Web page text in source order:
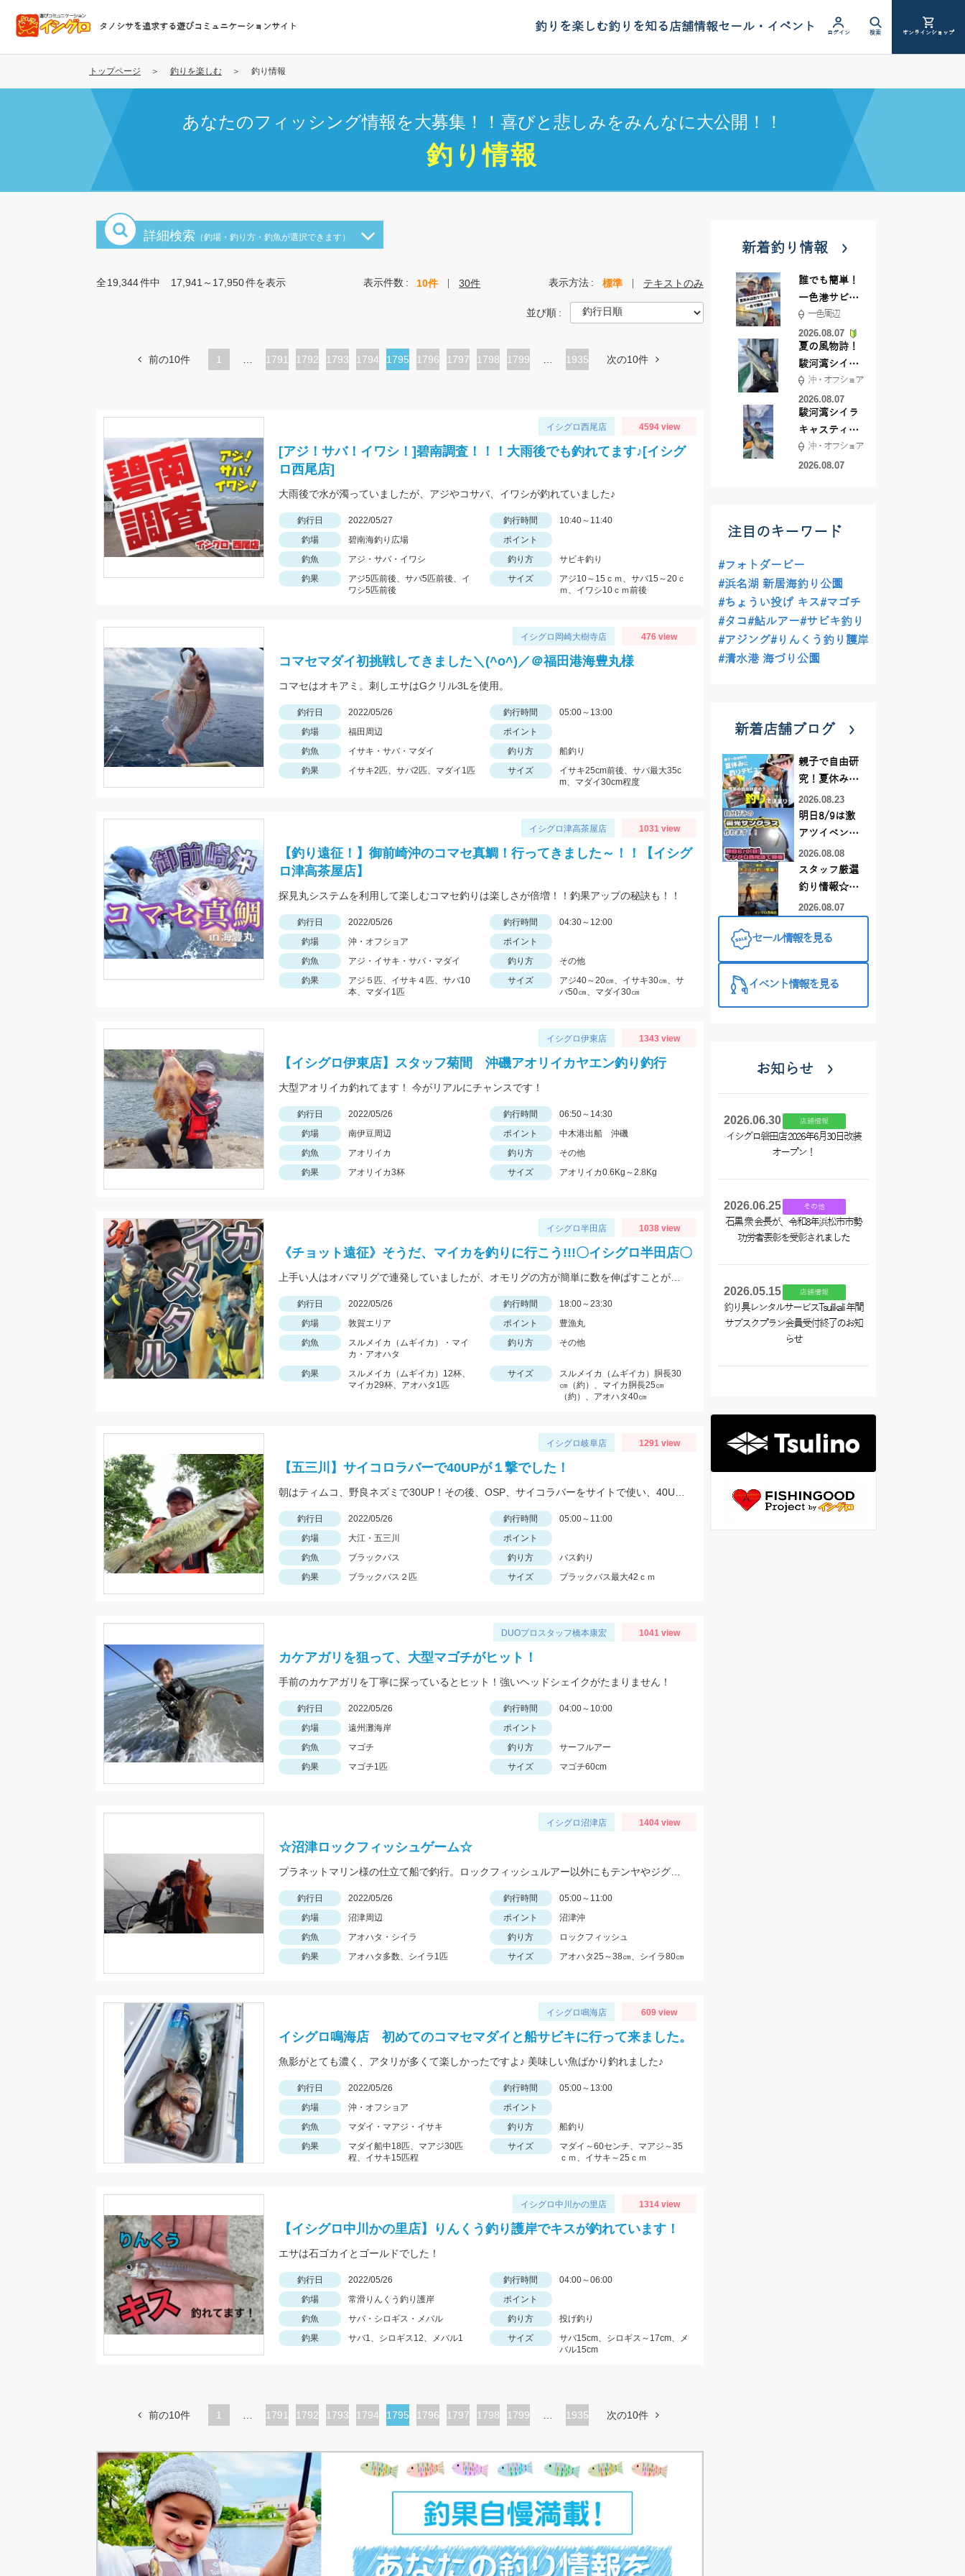
コ
テ
タノシサを追求する遊びコミュニケーションサイト 釣りを楽しむ釣りを知る店舗情報セール・イベント ログイン 検索 オンラインショップ
トップページ 釣りを楽しむ 釣り情報
あなたのフィッシング情報を大募集！！喜びと悲しみをみんなに大公開！！
釣り情報
詳細検索 （釣場・釣り方・釣魚が選択できます）
全19,344件中 17,941～17,950件を表示 表示件数 10件 30件 表示方法 標準 テキストのみ
並び順
前の10件 1
ペ
1791
ペ
1792
ペ
1793
ペ
1794
カ
ペ
ジ
1795
ペ
1796
ペ
1797
ペ
1798
ペ
1799 1935 次の10件
イシグロ西尾店 4594 view
[アジ！サバ！イワシ！]碧南調査！！！大雨後でも釣れてます♪[イシグ
ロ西尾店]
大雨後で水が濁っていましたが、アジやコサバ、イワシが釣れていました♪
釣行日 2022/05/27 釣行時間
10:40～11:40
釣場
碧南海釣り広場
ポイント
釣魚
アジ・サバ・イワシ 釣り方
サビキ釣り
釣果
アジ5匹前後、サバ5匹前後、イ
ワシ5匹前後
サイズ
アジ10～15ｃｍ、サバ15～20ｃ
ｍ、イワシ10ｃｍ前後
イシグロ岡崎大樹寺店 476 view
コマセマダイ初挑戦してきました＼(^o^)／＠福田港海豊丸様
コマセはオキアミ。刺しエサはGクリル3Lを使用。
釣行日 2022/05/26 釣行時間
05:00～13:00
釣場
福田周辺
ポイント
釣魚
イサキ・サバ・マダイ 釣り方
船釣り
釣果
イサキ2匹、サバ2匹、マダイ1匹 サイズ
イサキ25cm前後、サバ最大35c
m、マダイ30cm程度
イシグロ津高茶屋店 1031 view
【釣り遠征！】御前崎沖のコマセ真鯛！行ってきました～！！【イシグ
ロ津高茶屋店】
探見丸システムを利用して楽しむコマセ釣りは楽しさが倍増！！釣果アップの秘訣も！！
釣行日 2022/05/26 釣行時間
04:30～12:00
釣場
沖・オフショア
ポイント
釣魚
アジ・イサキ・サバ・マダイ 釣り方
その他
釣果
アジ５匹、イサキ４匹、サバ10
本、マダイ1匹
サイズ
アジ40～20㎝、イサキ30㎝、サ
バ50㎝、マダイ30㎝
イシグロ伊東店 1343 view
【イシグロ伊東店】スタッフ菊間 沖磯アオリイカヤエン釣り釣行
大型アオリイカ釣れてます！ 今がリアルにチャンスです！
釣行日 2022/05/26 釣行時間
06:50～14:30
釣場
南伊豆周辺 ポイント
中木港出船 沖磯
釣魚
アオリイカ 釣り方
その他
釣果
アオリイカ3杯 サイズ アオリイカ0.6Kg～2.8Kg
イシグロ半田店 1038 view
《チョット遠征》そうだ、マイカを釣りに行こう!!!〇イシグロ半田店〇
釣行日 2022/05/26 釣行時間
18:00～23:30
釣場
敦賀エリア ポイント
豊漁丸
釣魚
スルメイカ（ムギイカ）・マイ
カ・アオハタ
釣り方 その他
釣果
スルメイカ（ムギイカ）12杯、
マイカ29杯、アオハタ1匹
サイズ
スルメイカ（ムギイカ）胴長30
㎝（約）、マイカ胴長25㎝
（約）、アオハタ40㎝
イシグロ岐阜店 1291 view
【五三川】サイコロラバーで40UPが１撃でした！
釣行日 2022/05/26 釣行時間
05:00～11:00
釣場
大江・五三川
ポイント
釣魚
ブラックバス 釣り方
バス釣り
釣果
ブラックバス２匹 サイズ ブラックバス最大42ｃｍ
DUOプロスタッフ橋本康宏 1041 view
カケアガリを狙って、大型マゴチがヒット！
手前のカケアガリを丁寧に探っているとヒット！強いヘッドシェイクがたまりません！
釣行日 2022/05/26 釣行時間
04:00～10:00
釣場
遠州灘海岸
ポイント
釣魚
マゴチ 釣り方
サーフルアー
釣果
マゴチ1匹 サイズ マゴチ60cm
イシグロ沼津店 1404 view
☆沼津ロックフィッシュゲーム☆
釣行日 2022/05/26 釣行時間
05:00～11:00
釣場
沼津周辺 ポイント
沼津沖
釣魚
アオハタ・シイラ 釣り方
ロックフィッシュ
釣果
アオハタ多数、シイラ1匹 サイズ アオハタ25～38㎝、シイラ80㎝
イシグロ鳴海店 609 view
イシグロ鳴海店 初めてのコマセマダイと船サビキに行って来ました。
魚影がとても濃く、アタリが多くて楽しかったですよ♪ 美味しい魚ばかり釣れました♪
釣行日 2022/05/26 釣行時間
05:00～13:00
釣場
沖・オフショア
ポイント
釣魚
マダイ・マアジ・イサキ 釣り方
船釣り
釣果
マダイ船中18匹、マアジ30匹
程、イサキ15匹程
サイズ
マダイ～60センチ、マアジ～35
ｃｍ、イサキ～25ｃｍ
イシグロ中川かの里店 1314 view
【イシグロ中川かの里店】りんくう釣り護岸でキスが釣れています！
エサは石ゴカイとゴールドでした！
釣行日 2022/05/26 釣行時間
04:00～06:00
釣場
常滑りんくう釣り護岸
ポイント
釣魚
サバ・シロギス・メバル 釣り方
投げ釣り
釣果
サバ1、シロギス12、メバル1 サイズ
サバ15cm、シロギス～17cm、メ
バル15cm
前の10件 1
ペ
1791
ペ
ジ
1792
ペ
1793
ペ
1794
カ
ト
ジ
1795
ペ
1796
ペ
1797
ペ
1798
ペ
1799 1935 次の10件
新着釣り情報
誰でも簡単！
一色港サビキ
＆ちょい投げ
一色周辺
2026.08.07
夏の風物詩！
駿河湾シイラ
キャスティン
グ行ってきま
した！！
沖・オフショア
2026.08.07
駿河湾シイラ
キャスティン
グ行ってきま
した！
沖・オフショア
2026.08.07
注目のキーワード
#フォトダービー
#浜名湖 新居海釣り公園
#ちょうい投げ キス#マゴチ
#タコ#鮎ルアー#サビキ釣り
#アジング#りんくう釣り護岸
#清水港 海づり公園
新着店舗ブログ
親子で自由研
究！夏休みに
釣りデビュー
2026.08.23
明日8/9は激
アツイベント
日！！！～オ
ーダー偏光グ
ラス受注会～
2026.08.08
スタッフ厳選
釣り情報☆彡
連休は何釣り
♪【イシグロ
2026.08.07
セール情報を見る
イベント情報を見る
お知らせ
2026.06.30 店舗情報
イシグロ磐田店 2026年6月30日改装
オープン！
2026.06.25 その他
石黒 衆 会長が、令和8年浜松市市勢
功労者表彰を受彰されました
2026.05.15 店舗情報
釣り具レンタルサービスTsulikali 年間
サブスクプラン会員受付終了のお知
らせ